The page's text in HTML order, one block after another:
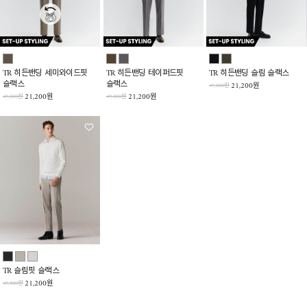
TR 히든밴딩 세미와이드핏
슬랙스
49,800원 21,200원
TR 히든밴딩 테이퍼드핏
슬랙스
49,800원 21,200원
TR 히든밴딩 슬림 슬랙스
49,800원 21,200원
TR 슬림핏 슬랙스
49,800원 21,200원